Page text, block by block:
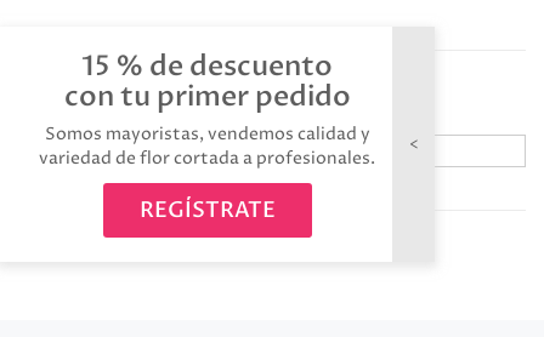
15 % de descuento
con tu primer pedido
Somos mayoristas, vendemos calidad y
variedad de flor cortada a profesionales.
REGÍSTRATE
Referencia: SCAMILSCO60
Avísame cuando esté disponible